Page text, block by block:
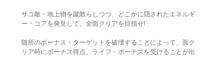
ザコ敵・地上物を蹴散らしつつ、どこかに隠されたエネルギ
ー・コアを発見して、全面クリアを目指せ!
随所のボーナス・ターゲットを破壊することによって、面ク
リア時にボーナス得点、ライフ・ボーナスを受けることが出